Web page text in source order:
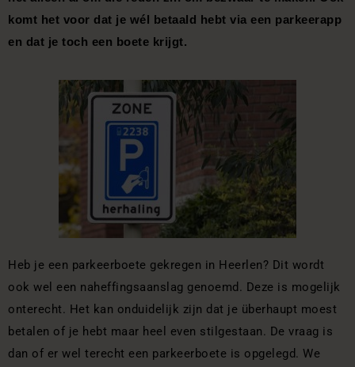
komt het voor dat je wél betaald hebt via een parkeerapp
en dat je toch een boete krijgt.
Heb je een parkeerboete gekregen in Heerlen? Dit wordt
ook wel een naheffingsaanslag genoemd. Deze is mogelijk
onterecht. Het kan onduidelijk zijn dat je überhaupt moest
betalen of je hebt maar heel even stilgestaan. De vraag is
dan of er wel terecht een parkeerboete is opgelegd. We